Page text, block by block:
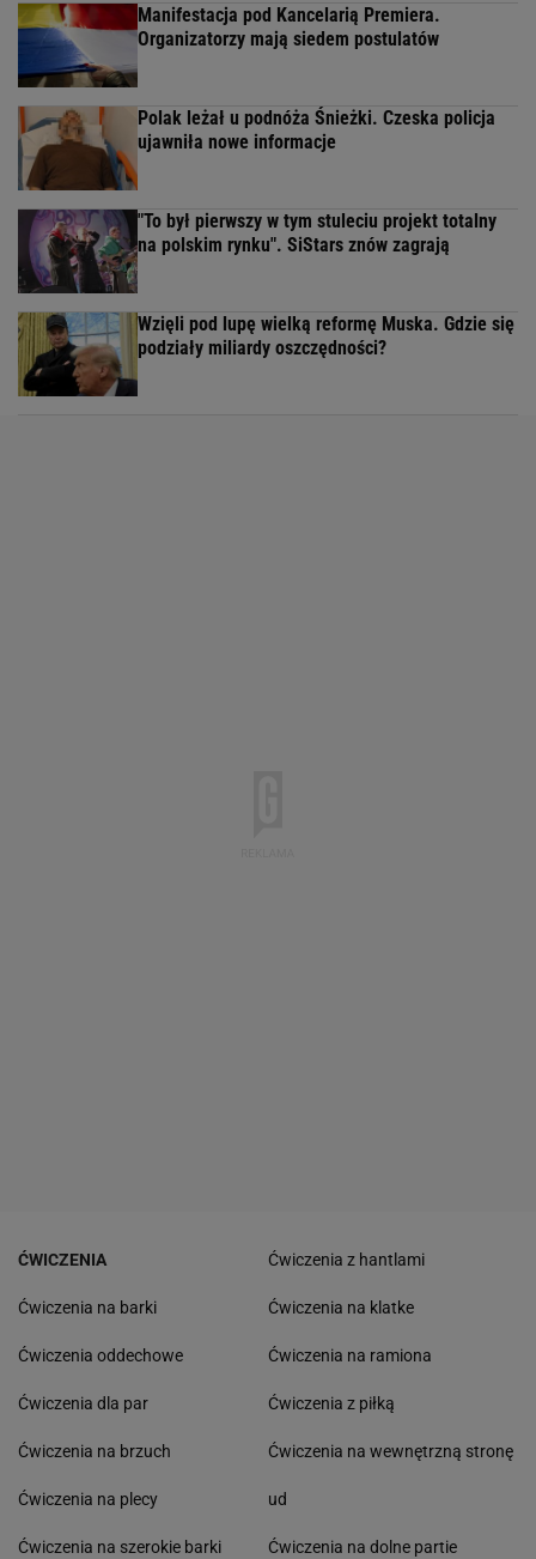
Manifestacja pod Kancelarią Premiera.
Organizatorzy mają siedem postulatów
Polak leżał u podnóża Śnieżki. Czeska policja
ujawniła nowe informacje
"To był pierwszy w tym stuleciu projekt totalny
na polskim rynku". SiStars znów zagrają
Wzięli pod lupę wielką reformę Muska. Gdzie się
podziały miliardy oszczędności?
ĆWICZENIA
Ćwiczenia na barki
Ćwiczenia oddechowe
Ćwiczenia dla par
Ćwiczenia na brzuch
Ćwiczenia na plecy
Ćwiczenia na szerokie barki
Ćwiczenia z hantlami
Ćwiczenia na klatke
Ćwiczenia na ramiona
Ćwiczenia z piłką
Ćwiczenia na wewnętrzną stronę
ud
Ćwiczenia na dolne partie